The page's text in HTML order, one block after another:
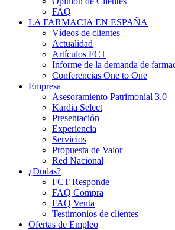
FAQ
LA FARMACIA EN ESPAÑA
Vídeos de clientes
Actualidad
Artículos FCT
Informe de la demanda de
Conferencias One to One
Empresa
Asesoramiento Patrimonial 3.0
Kardia Select
Presentación
Experiencia
Servicios
Propuesta de Valor
Red Nacional
¿Dudas?
FCT Responde
FAQ Compra
FAQ Venta
Testimonios de clientes
Ofertas de Empleo